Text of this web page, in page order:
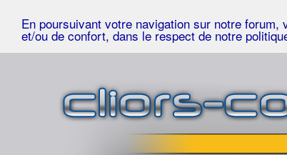
En poursuivant votre navigation sur notre
et/ou de confort, dans le respect de notre